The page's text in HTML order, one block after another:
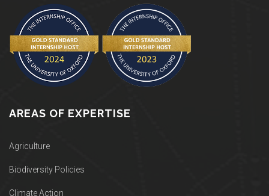
AREAS OF EXPERTISE
Agriculture
Biodiversity Policies
Climate Action